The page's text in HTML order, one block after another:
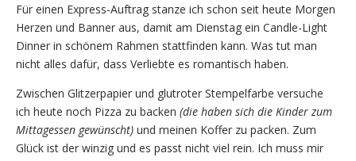
Für einen Express-Auftrag stanze ich schon seit heute Morgen
Herzen und Banner aus, damit am Dienstag ein Candle-Light
Dinner in schönem Rahmen stattfinden kann. Was tut man
nicht alles dafür, dass Verliebte es romantisch haben.
Zwischen Glitzerpapier und glutroter Stempelfarbe versuche
ich heute noch Pizza zu backen (die haben sich die Kinder zum
Mittagessen gewünscht) und meinen Koffer zu packen. Zum
Glück ist der winzig und es passt nicht viel rein. Ich muss mir